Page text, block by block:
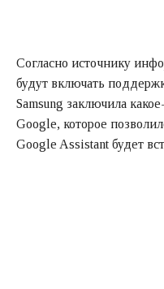
Согласно источнику
будут включать
Samsung заключила
Google, которое
Google Assistant будет